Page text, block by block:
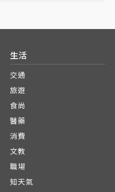
生活
交通
旅遊
食尚
醫藥
消費
文教
職場
知天氣